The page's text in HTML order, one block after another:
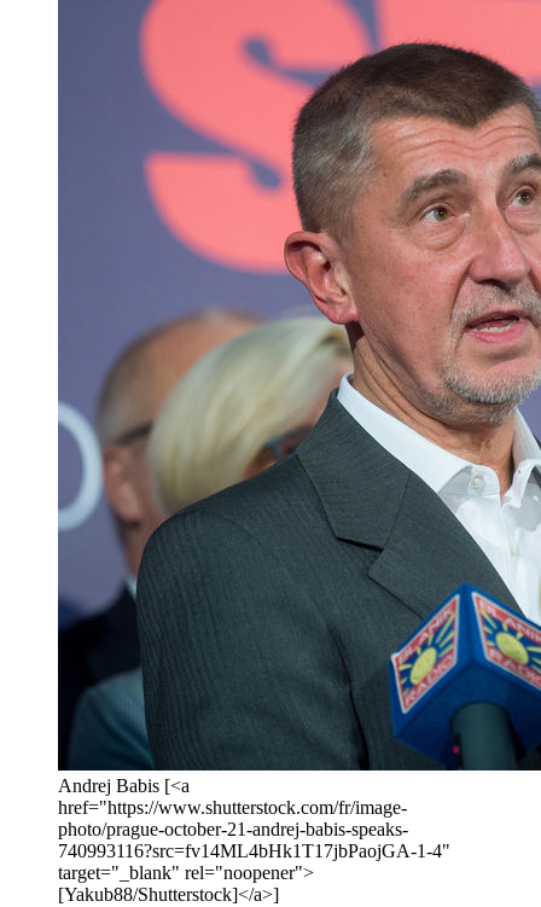
Andrej Babis [<a
href="https://www.shutterstock.com/fr/image-
photo/prague-october-21-andrej-babis-speaks-
740993116?src=fv14ML4bHk1T17jbPaojGA-1-4"
target="_blank" rel="noopener">
[Yakub88/Shutterstock]</a>]